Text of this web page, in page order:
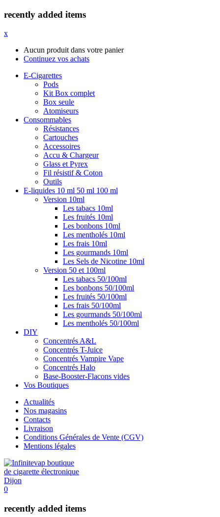
recently added items
x
Aucun produit dans votre panier
Continuez vos achats
E-Cigarettes
Pods
Kit Box complet
Box seule
Atomiseurs
Consommables
Résistances
Cartouches
Accessoires
Accu & Chargeur
Glass et Pyrex
Fil résistif & Coton
Outils
E-liquides 10 ml 50 ml 100 ml
Version 10ml
Les tabacs 10ml
Les fruités 10ml
Les bonbons 10ml
Les mentholés 10ml
Les frais 10ml
Les gourmands 10ml
Les Sels de Nicotine 10ml
Version 50 et 100ml
Les tabacs 50/100ml
Les bonbons 50/100ml
Les fruités 50/100ml
Les frais 50/100ml
Les gourmands 50/100ml
Les mentholés 50/100ml
DIY
Concentrés A&L
Concentrés T-Juice
Concentrés Vampire Vape
Concentrés Halo
Base-Booster-Flacons vides
Vos Boutiques
Actualités
Nos magasins
Contacts
Livraison
Conditions Générales de Vente (CGV)
Mentions légales
0
recently added items